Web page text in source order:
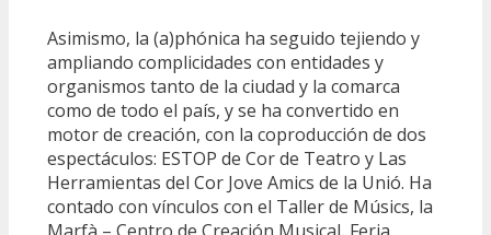
Asimismo, la (a)phónica ha seguido tejiendo y
ampliando complicidades con entidades y
organismos tanto de la ciudad y la comarca
como de todo el país, y se ha convertido en
motor de creación, con la coproducción de dos
espectáculos: ESTOP de Cor de Teatro y Las
Herramientas del Cor Jove Amics de la Unió. Ha
contado con vínculos con el Taller de Músics, la